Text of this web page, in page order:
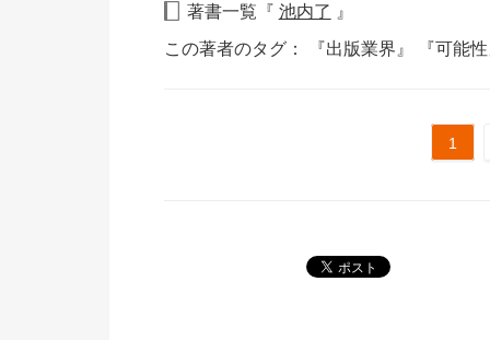
著書一覧『 池内了 』
この著者のタグ：
『出版業界』 『可能
1